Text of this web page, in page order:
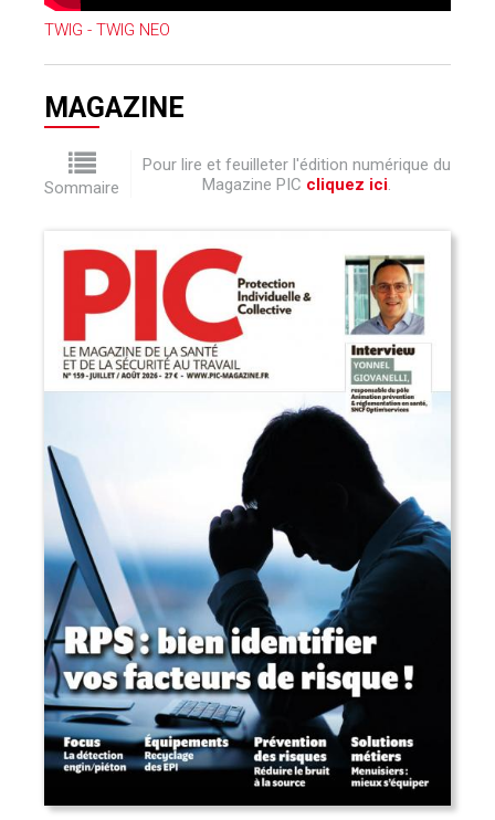
TWIG - TWIG NEO
MAGAZINE
Sommaire
Pour lire et feuilleter l'édition numérique du
Magazine PIC cliquez ici.